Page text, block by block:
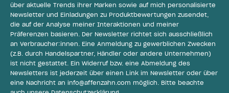
über aktuelle Trends ihrer Marken sowie auf mich personalisierte
Newsletter und Einladungen zu Produktbewertungen zusendet,
die auf der Analyse meiner Interaktionen und meiner
Präferenzen basieren. Der Newsletter richtet sich ausschließlich
an Verbraucher:innen. Eine Anmeldung zu gewerblichen Zwecken
(z.B. durch Handelspartner, Händler oder andere Unternehmen)
ist nicht gestattet. Ein Widerruf bzw. eine Abmeldung des
Newsletters ist jederzeit über einen Link im Newsletter oder über
eine Nachricht an info@affenzahn.com möglich. Bitte beachte